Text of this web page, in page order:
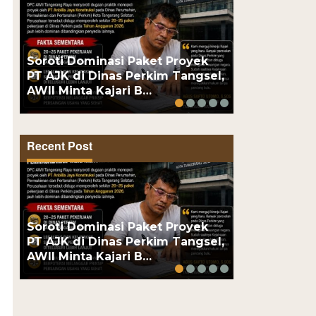
Soroti Dominasi Paket Proyek
PT AJK di Dinas Perkim Tangsel,
AWII Minta Kajari B…
Recent Post
Soroti Dominasi Paket Proyek
PT AJK di Dinas Perkim Tangsel,
AWII Minta Kajari B…